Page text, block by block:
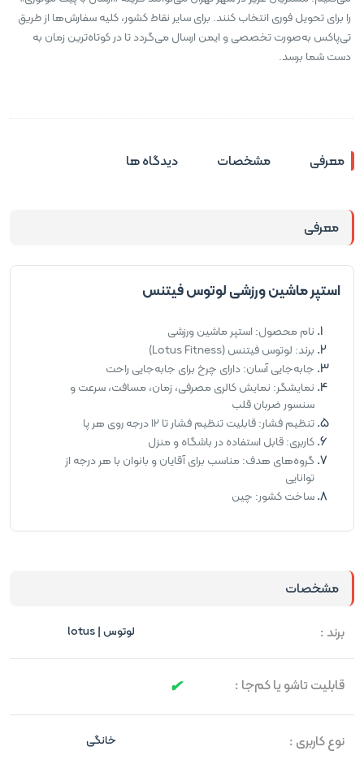
را برای تحویل فوری انتخاب کنند. برای سایر نقاط کشور، کلیه سفارش‌ها از طریق
تی‌پاکس به‌صورت تخصصی و ایمن ارسال می‌گردد تا در کوتاه‌ترین زمان به
دست شما برسد.
معرفی مشخصات دیدگاه ها
معرفی
استپر ماشین ورزشی لوتوس فیتنس
نام محصول: استپر ماشین ورزشی
برند: لوتوس فیتنس (Lotus Fitness)
جابه‌جایی آسان: دارای چرخ برای جابه‌جایی راحت
نمایشگر: نمایش کالری مصرفی، زمان، مسافت، سرعت و
سنسور ضربان قلب
تنظیم فشار: قابلیت تنظیم فشار تا 12 درجه روی هر پا
کاربری: قابل استفاده در باشگاه و منزل
گروه‌های هدف: مناسب برای آقایان و بانوان با هر درجه از
توانایی
ساخت کشور: چین
مشخصات
برند :
لوتوس | lotus
قابلیت تاشو یا کم‌جا :
نوع کاربری : خانگی